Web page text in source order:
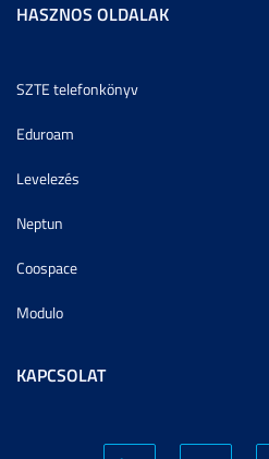
HASZNOS OLDALAK
SZTE telefonkönyv
Eduroam
Levelezés
Neptun
Coospace
Modulo
KAPCSOLAT